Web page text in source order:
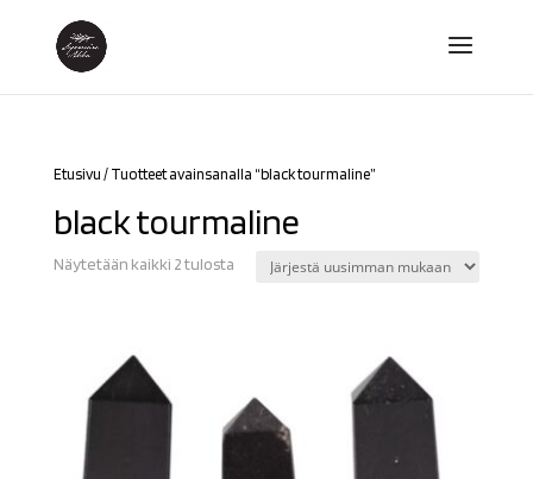
Etusivu / Tuotteet avainsanalla “black tourmaline”
black tourmaline
Näytetään kaikki 2 tulostaSorted